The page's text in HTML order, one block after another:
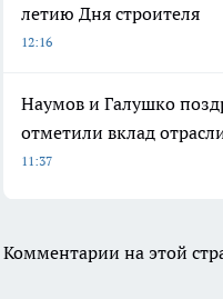
летию Дня строителя
12:16
Наумов и Галушко
отметили вклад
11:37
Комментарии на этой